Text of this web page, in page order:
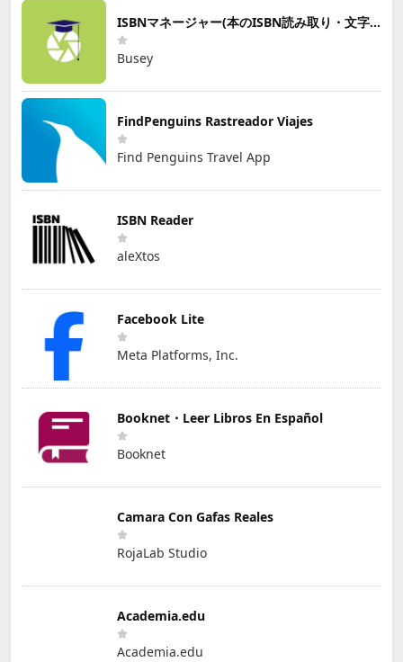
ISBNマネージャー(本のISBN読み取り・文字認識)
Busey
FindPenguins Rastreador Viajes
Find Penguins Travel App
ISBN Reader
aleXtos
Facebook Lite
Meta Platforms, Inc.
Booknet・Leer Libros En Español
Booknet
Camara Con Gafas Reales
RojaLab Studio
Academia.edu
Academia.edu